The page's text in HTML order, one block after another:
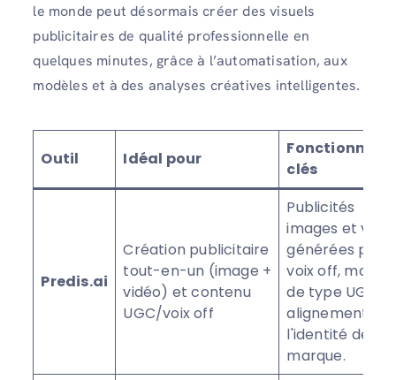
le monde peut désormais créer des visuels
publicitaires de qualité professionnelle en
quelques minutes, grâce à l’automatisation, aux
modèles et à des analyses créatives intelligentes.
Outil Idéal pour
clés
Predis.ai
Création publicitaire
tout-en-un (image +
vidéo) et contenu
UGC/voix off
Publicités
images et
générées par
voix off,
de type UGC,
alignement
l'identité de
marque.